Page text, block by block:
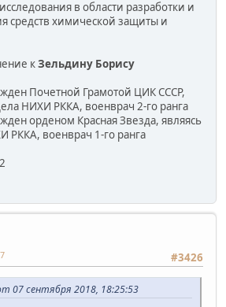
в области разработки и
средств химической защиты и
кЗельдину Борису
Почетной Грамотой ЦИК СССР,
НИХИ РККА, военврач 2-го ранга
орденом Красная Звезда, являясь
РККА, военврач 1-го ранга
#3426
07 сентября 2018, 18:25:53